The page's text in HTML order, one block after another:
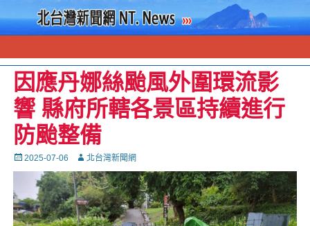
因應丹娜絲颱風外圍環流影
響 縣府所轄各景區持續進行
防颱整備
Posted
on
2025-07-06 Autor北台灣新聞網